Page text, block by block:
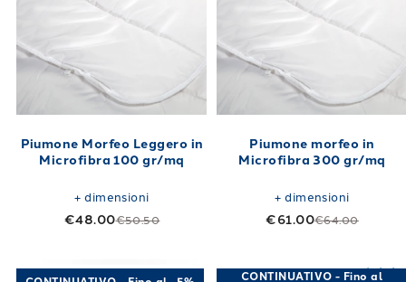
Piumone Morfeo Leggero in
Microfibra 100 gr/mq
€48.00€50.50
+dimensioni
Piumone morfeo in
Microfibra 300 gr/mq
€61.00€64.00
+dimensioni
Link to "Piumone quiltone in Cotone 100 gr/
Link to "
CONTINUATIVO - Fino al